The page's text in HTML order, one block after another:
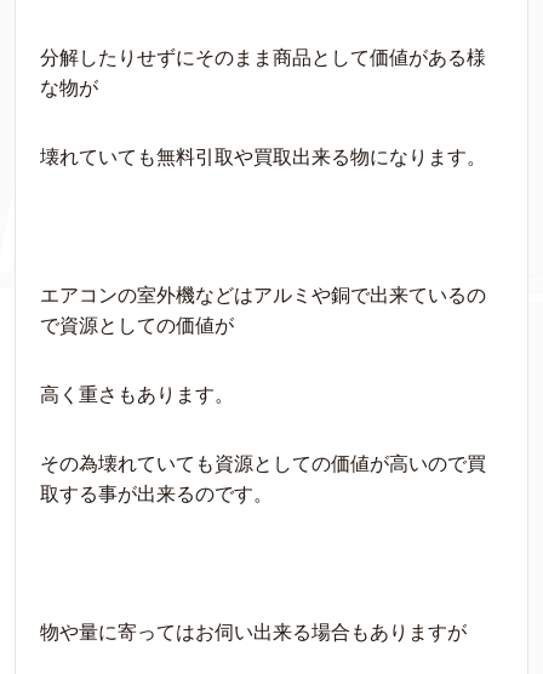
分解したりせずにそのまま商品として価値がある様
な物が
壊れていても無料引取や買取出来る物になります。
エアコンの室外機などはアルミや銅で出来ているの
で資源としての価値が
高く重さもあります。
その為壊れていても資源としての価値が高いので買
取する事が出来るのです。
物や量に寄ってはお伺い出来る場合もありますが